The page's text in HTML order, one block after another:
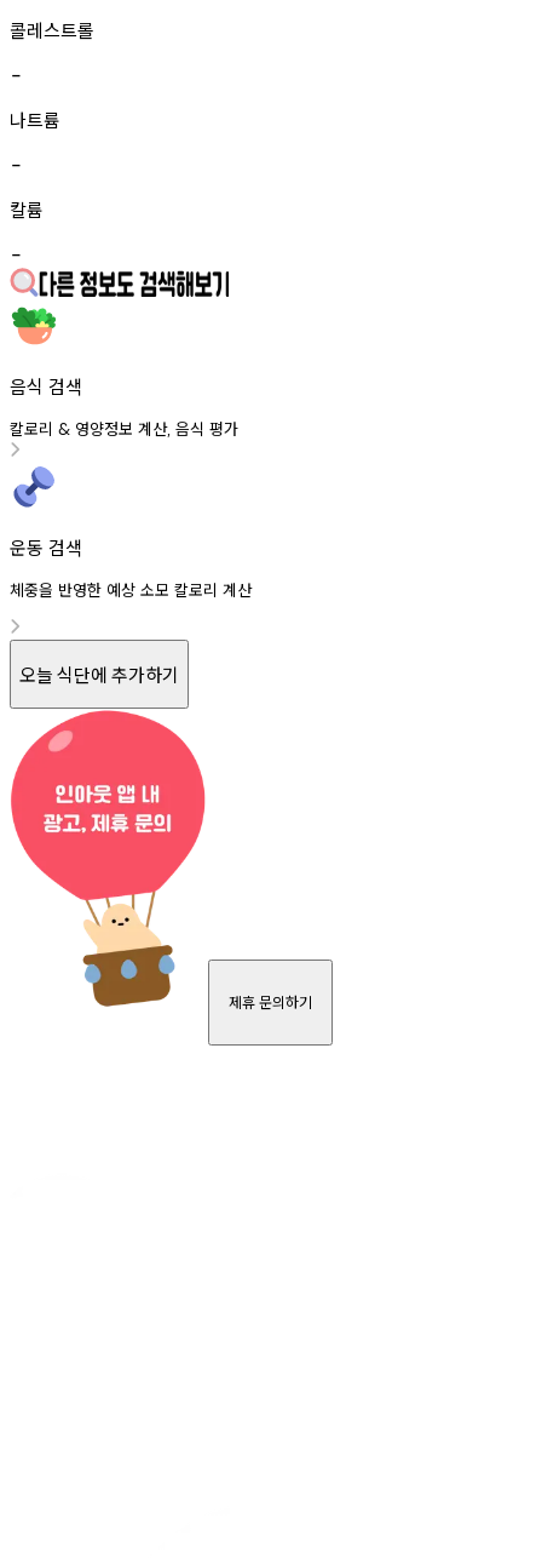
콜레스트롤
-
나트륨
-
칼륨
-
음식 검색
칼로리 & 영양정보 계산, 음식 평가
운동 검색
체중을 반영한 예상 소모 칼로리 계산
오늘 식단에 추가하기
제휴 문의하기